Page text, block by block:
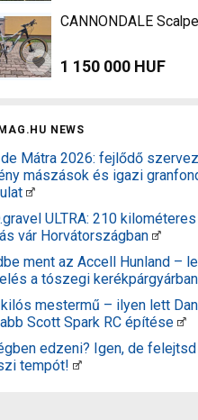
CANNONDALE
1 150 000 HUF
NEWS
de Mátra 2026: fejlődő
mászások és igazi
ULTRA: 210
vár Horvátországban
ment az Accell Hunland –
a tószegi kerékpárgyárban
mestermű – ilyen lett
Scott Spark RC építése
edzeni? Igen, de
tempót!